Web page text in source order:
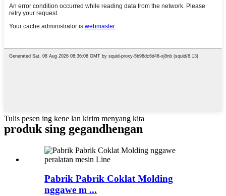
Tulis pesen ing kene lan kirim menyang kita
produk sing gegandhengan
Pabrik Pabrik Coklat Molding
nggawe m ...